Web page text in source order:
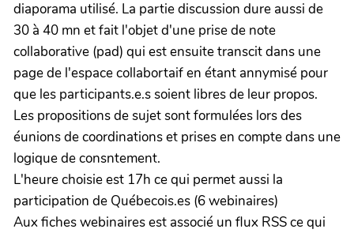
diaporama utilisé. La partie discussion dure aussi de
30 à 40 mn et fait l'objet d'une prise de note
collaborative (pad) qui est ensuite transcit dans une
page de l'espace collabortaif en étant annymisé pour
que les participants.e.s soient libres de leur propos.
Les propositions de sujet sont formulées lors des
éunions de coordinations et prises en compte dans une
logique de consntement.
L'heure choisie est 17h ce qui permet aussi la
participation de Québecois.es (6 webinaires)
Aux fiches webinaires est associé un flux RSS ce qui